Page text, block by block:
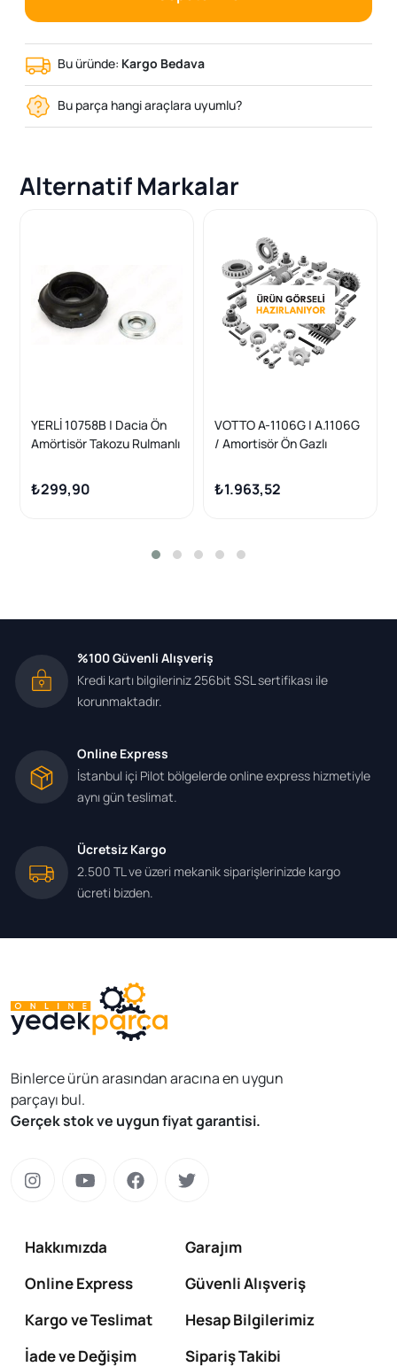
Bu üründe: Kargo Bedava
Bu parça hangi araçlara uyumlu?
Alternatif Markalar
YERLİ 10758B | Dacia Ön
Amörtisör Takozu Rulmanlı
₺299,90
VOTTO A-1106G | A.1106G
/ Amortisör Ön Gazlı
₺1.963,52
%100 Güvenli Alışveriş
Kredi kartı bilgileriniz 256bit SSL sertifikası ile
korunmaktadır.
Online Express
İstanbul içi Pilot bölgelerde online express hizmetiyle
aynı gün teslimat.
Ücretsiz Kargo
2.500 TL ve üzeri mekanik siparişlerinizde kargo
ücreti bizden.
Binlerce ürün arasından aracına en uygun
parçayı bul.
Gerçek stok ve uygun fiyat garantisi.
Hakkımızda
Garajım
Online Express
Güvenli Alışveriş
Kargo ve Teslimat
Hesap Bilgilerimiz
İade ve Değişim
Sipariş Takibi